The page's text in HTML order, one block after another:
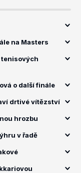
na Masters
o další finále
drtivé vítězství
hrozbu
v řadě